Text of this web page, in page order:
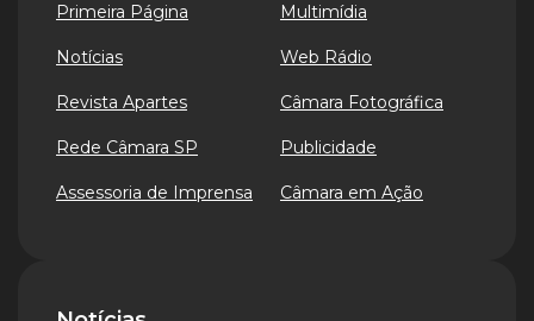
Primeira Página
Notícias
Revista Apartes
Rede Câmara SP
Assessoria de Imprensa
Multimídia
Web Rádio
Câmara Fotográfica
Publicidade
Câmara em Ação